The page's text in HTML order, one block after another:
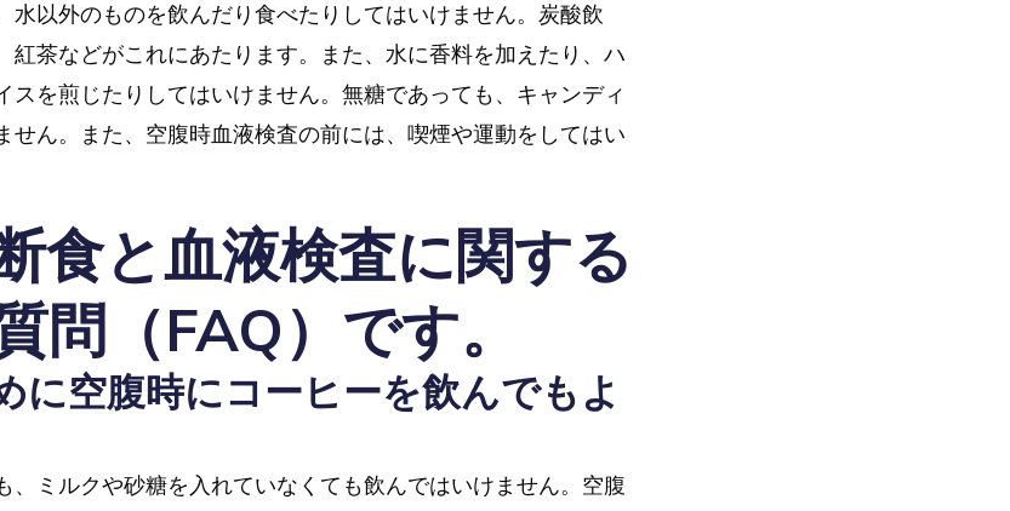
水以外のものを飲んだり食べたりしてはいけません。炭酸飲
紅茶などがこれにあたります。また、水に香料を加えたり、ハ
スを煎じたりしてはいけません。無糖であっても、キャンディ
せん。また、空腹時血液検査の前には、喫煙や運動をしてはい
食と血液検査に関する
問（FAQ）です。
に空腹時にコーヒーを飲んでもよ
、ミルクや砂糖を入れていなくても飲んではいけません。空腹